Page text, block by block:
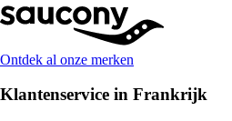
Ontdek al onze merken
Klantenservice in Frankrijk